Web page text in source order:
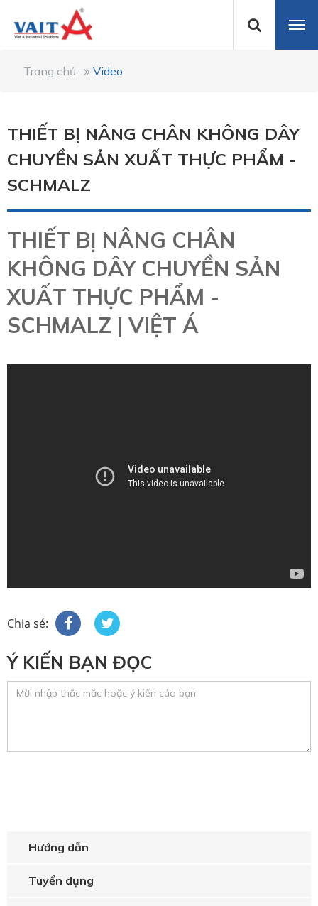
Trang chủ Video
THIẾT BỊ NÂNG CHÂN KHÔNG DÂY
CHUYỀN SẢN XUẤT THỰC PHẨM -
SCHMALZ
THIẾT BỊ NÂNG CHÂN
KHÔNG DÂY CHUYỀN SẢN
XUẤT THỰC PHẨM -
SCHMALZ | VIỆT Á
Chia sẻ:
Ý KIẾN BẠN ĐỌC
Hướng dẫn
Tuyển dụng